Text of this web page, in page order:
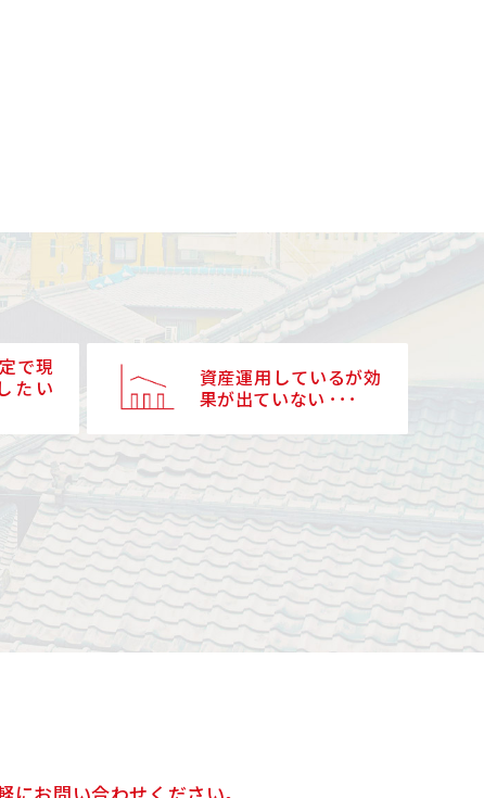
で現
たい
資産運用しているが効
果が出ていない ･･･
お問い合わせください。